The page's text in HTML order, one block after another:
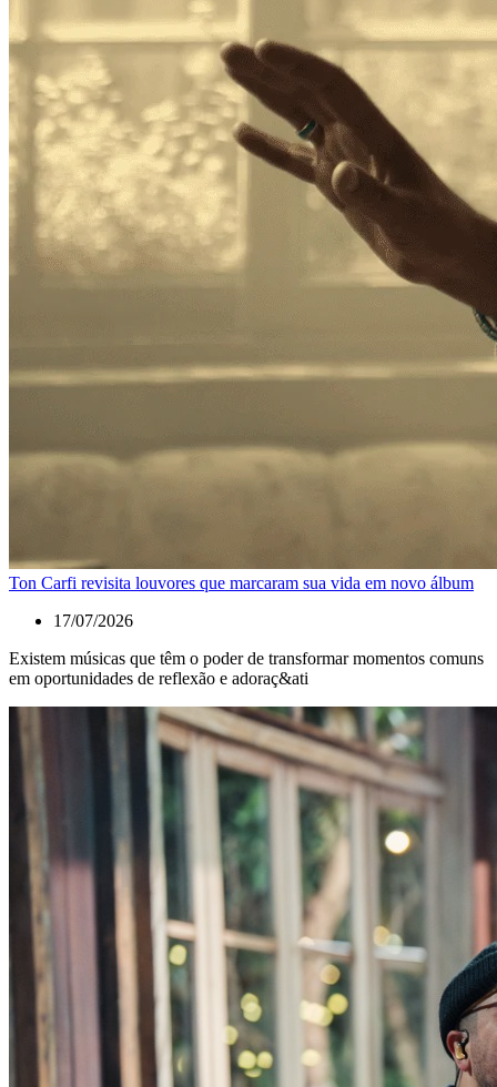
Ton Carfi revisita louvores que marcaram sua vida em novo álbum
17/07/2026
Existem músicas que têm o poder de transformar momentos comuns
em oportunidades de reflexão e adoraç&ati